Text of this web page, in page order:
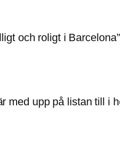
och roligt i Barcelona”
med upp på listan till i